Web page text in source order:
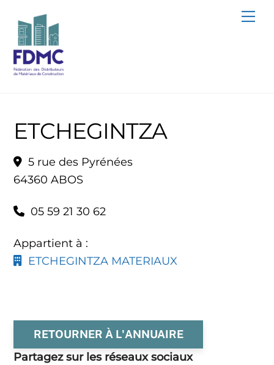
content
ETCHEGINTZA
5 rue des Pyrénées
64360 ABOS
05 59 21 30 62
Appartient à :
ETCHEGINTZA MATERIAUX
RETOURNER À L'ANNUAIRE
Partagez sur les réseaux sociaux